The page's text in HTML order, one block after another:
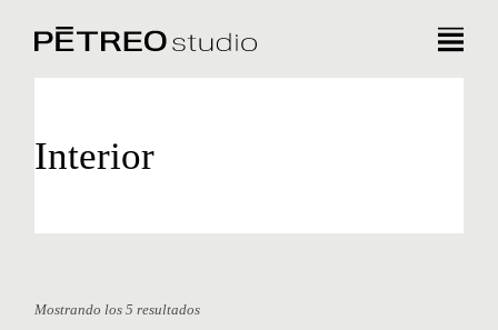
Interior
Mostrando los 5 resultados